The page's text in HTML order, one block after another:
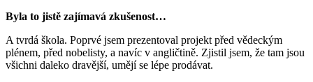
Byla to jistě zajímavá zkušenost…
A tvrdá škola. Poprvé jsem prezentoval projekt před vědeckým
plénem, před nobelisty, a navíc v angličtině. Zjistil jsem, že tam jsou
všichni daleko dravější, umějí se lépe prodávat.